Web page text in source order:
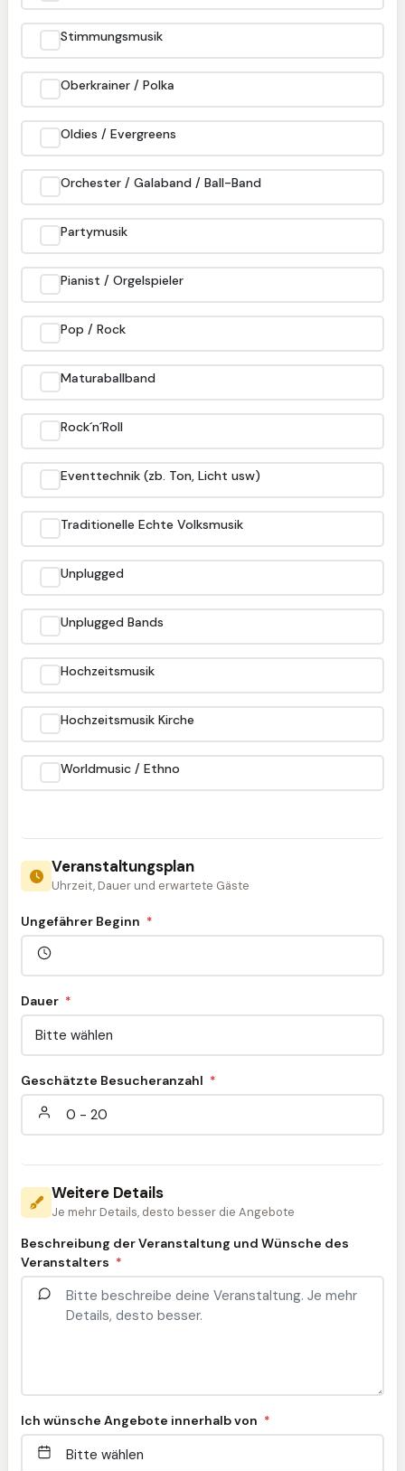
Stimmungsmusik
Oberkrainer / Polka
Oldies / Evergreens
Orchester / Galaband / Ball-Band
Partymusik
Pianist / Orgelspieler
Pop / Rock
Maturaballband
Rock´n´Roll
Eventtechnik (zb. Ton, Licht usw)
Traditionelle Echte Volksmusik
Unplugged
Unplugged Bands
Hochzeitsmusik
Hochzeitsmusik Kirche
Worldmusic / Ethno
Veranstaltungsplan
Uhrzeit, Dauer und erwartete Gäste
Ungefährer Beginn *
Dauer *
Geschätzte Besucheranzahl *
Weitere Details
Je mehr Details, desto besser die Angebote
Beschreibung der Veranstaltung und Wünsche des
Veranstalters *
Ich wünsche Angebote innerhalb von *